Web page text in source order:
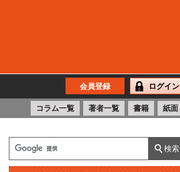
会員登録 ログイン
コラム一覧 著者一覧 書籍 紙面